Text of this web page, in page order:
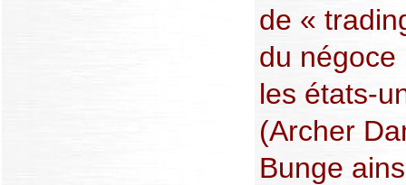
de «
du négoce
les états-
(Archer
Bunge